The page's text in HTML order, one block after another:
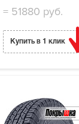
=51880 руб.
Купить в 1 клик